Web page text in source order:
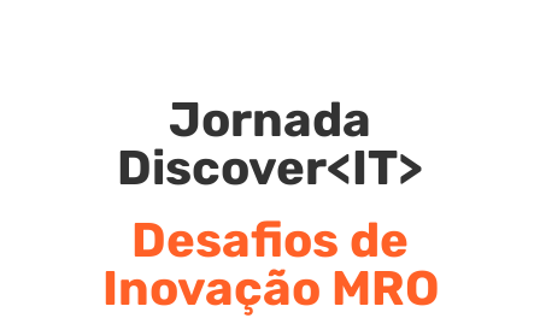
Jornada
Discover<IT>
Desafios de
Inovação MRO